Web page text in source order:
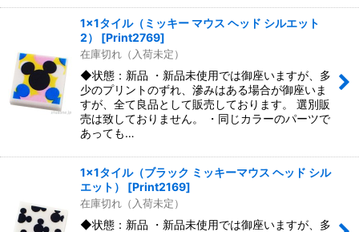
1x1タイル（ミッキー マウス ヘッド シルエット
2）
[Print2769]
在庫切れ（入荷未定）
◆状態：新品 ・新品未使用では御座いますが、多
少のプリントのずれ、滲みはある場合が御座いま
すが、全て良品として販売しております。 選別販
売は致しておりません。 ・同じカラーのパーツで
あっても…
1x1タイル（ブラック ミッキーマウス ヘッド シル
エット）
[Print2169]
在庫切れ（入荷未定）
◆状態：新品 ・新品未使用では御座いますが、多